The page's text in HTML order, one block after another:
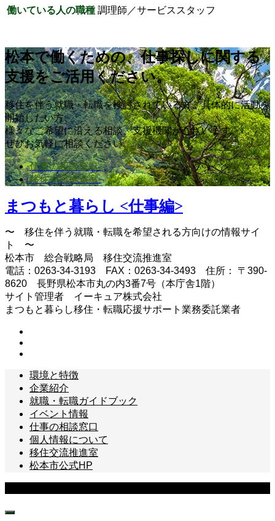
働いている人の職種 調理師／サービススタッフ
松本で働くための、仕事探しに関する
支援をご活用ください。
移住を伴う就職・転職を検討されている方、具体的に活動を
開始したい方、
様々なご希望に沿える相談、支援機関がございます。
ぜひお気軽に相談ください。
仕事の相談窓口
移住交流推進室
まつもと暮らし <仕事編>
〜 移住を伴う就職・転職を希望される方向けの情報サイ
ト 〜
松本市 総合戦略局 移住交流推進室
電話：0263-34-3193 FAX：0263-34-3493 住所： 〒390-
8620 長野県松本市丸の内3番7号（本庁舎1階）
サイト管理者 イーキュア株式会社
まつもと暮らし移住・転職応援サポート業務委託業者
環境と特徴
企業紹介
就職・転職ガイドブック
イベント情報
仕事の相談窓口
個人情報について
移住交流推進室
松本市公式HP